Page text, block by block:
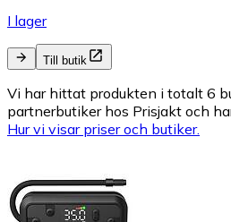
I lager
Till butik
Vi har hittat produkten i totalt 6
partnerbutiker hos Prisjakt och
Hur vi visar priser och butiker.